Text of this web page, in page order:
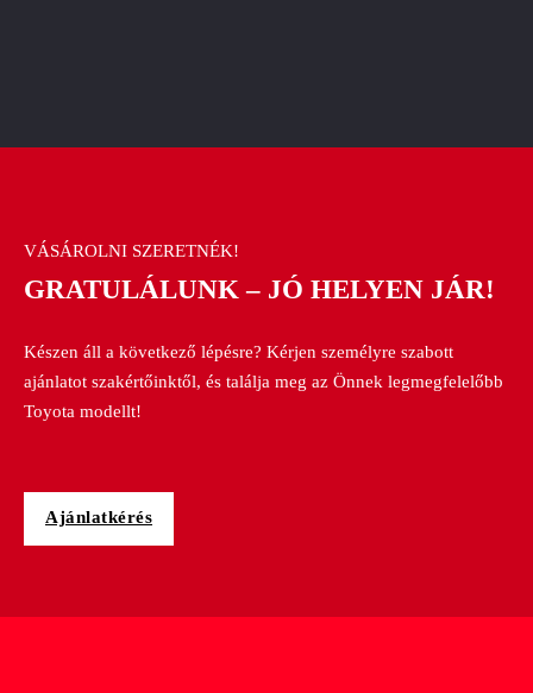
VÁSÁROLNI SZERETNÉK!
GRATULÁLUNK – JÓ HELYEN JÁR!
Készen áll a következő lépésre? Kérjen személyre szabott
ajánlatot szakértőinktől, és találja meg az Önnek legmegfelelőbb
Toyota modellt!
Ajánlatkérés